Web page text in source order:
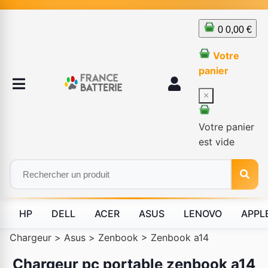
0 0,00 €
Votre
panier
×
Votre panier
est vide
HP DELL ACER ASUS LENOVO
Chargeur > Asus > Zenbook > Zenbook a14
Chargeur pc portable zenbook a14